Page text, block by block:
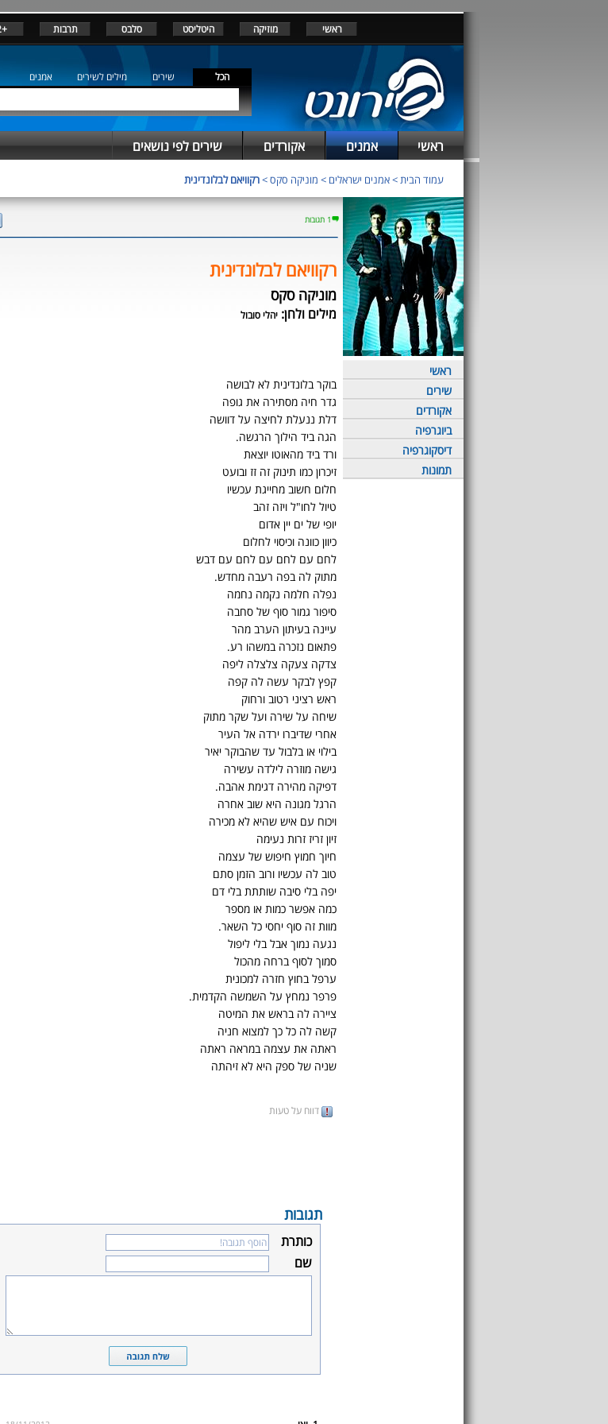
ראשי מוזיקה היטליסט סלבס תרבות +12
הכל שירים מילים לשירים אמנים
ראשי אמנים אקורדים שירים לפי נושאים
עמוד הבית>אמנים ישראלים > מוניקה סקס>רקוויאם לבלונדינית
ראשי
שירים
אקורדים
ביוגרפיה
דיסקוגרפיה
תמונות
1 תגובות
רקוויאם לבלונדינית
מוניקה סקס
מילים ולחן: יהלי סובול
בוקר בלונדינית לא לבושה
גדר חיה מסתירה את גופה
דלת ננעלת לחיצה על דוושה
הגה ביד הילוך הרגשה.
ורד ביד מהאוטו יוצאת
זיכרון כמו תינוק זה זז ובועט
חלום חשוב מחייגת עכשיו
טיול לחו"ל ויזה זהב
יופי של ים יין אדום
כיוון כוונה וכיסוי לחלום
לחם עם לחם עם לחם עם דבש
מתוק לה בפה רעבה מחדש.
נפלה חלמה נקמה נחמה
סיפור גמור סוף של סחבה
עיינה בעיתון הערב מהר
פתאום נזכרה במשהו רע.
צדקה צעקה צלצלה ליפה
קפץ לבקר עשה לה קפה
ראש רציני רטוב ורחוק
שיחה על שירה ועל שקר מתוק
אחרי שדיברו ירדה אל העיר
בילוי או בלבול עד שהבוקר יאיר
גישה מוזרה לילדה עשירה
דפיקה מהירה דגימת אהבה.
הרגל מגונה היא שוב אחרה
ויכוח עם איש שהיא לא מכירה
זיון זריז זרות נעימה
חיוך חמוץ חיפוש של עצמה
טוב לה עכשיו ורוב הזמן סתם
יפה בלי סיבה שותתת בלי דם
כמה אפשר כמות או מספר
מוות זה סוף יחסי כל השאר.
נגעה נמוך אבל בלי ליפול
סמוך לסוף ברחה מהכול
ערפל בחוץ חזרה למכונית
פרפר נמחץ על השמשה הקדמית.
ציירה לה בראש את המיטה
קשה לה כל כך למצוא חניה
ראתה את עצמה במראה ראתה
שניה של ספק היא לא זיהתה
דווח על טעות
תגובות
כותרת
שם